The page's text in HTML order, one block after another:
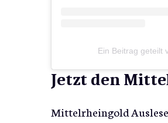
Ein Beitrag geteilt
Jetzt den
Mittelrheingold